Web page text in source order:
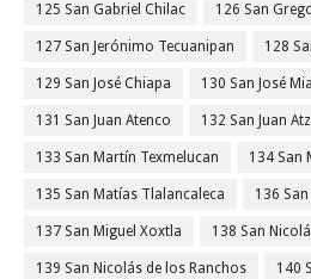
125 San Gabriel Chilac 126 San
127 San Jerónimo Tecuanipan 128
129 San José Chiapa 130 San José
131 San Juan Atenco 132 San Juan
133 San Martín Texmelucan 134 San
135 San Matías Tlalancaleca 136
137 San Miguel Xoxtla 138 San
139 San Nicolás de los Ranchos 140